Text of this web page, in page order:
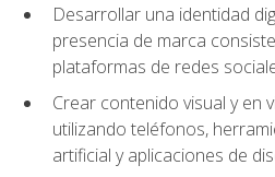
Desarrollar una identidad
presencia de marca
plataformas de redes
Crear contenido visual y en
utilizando teléfonos,
artificial y aplicaciones de